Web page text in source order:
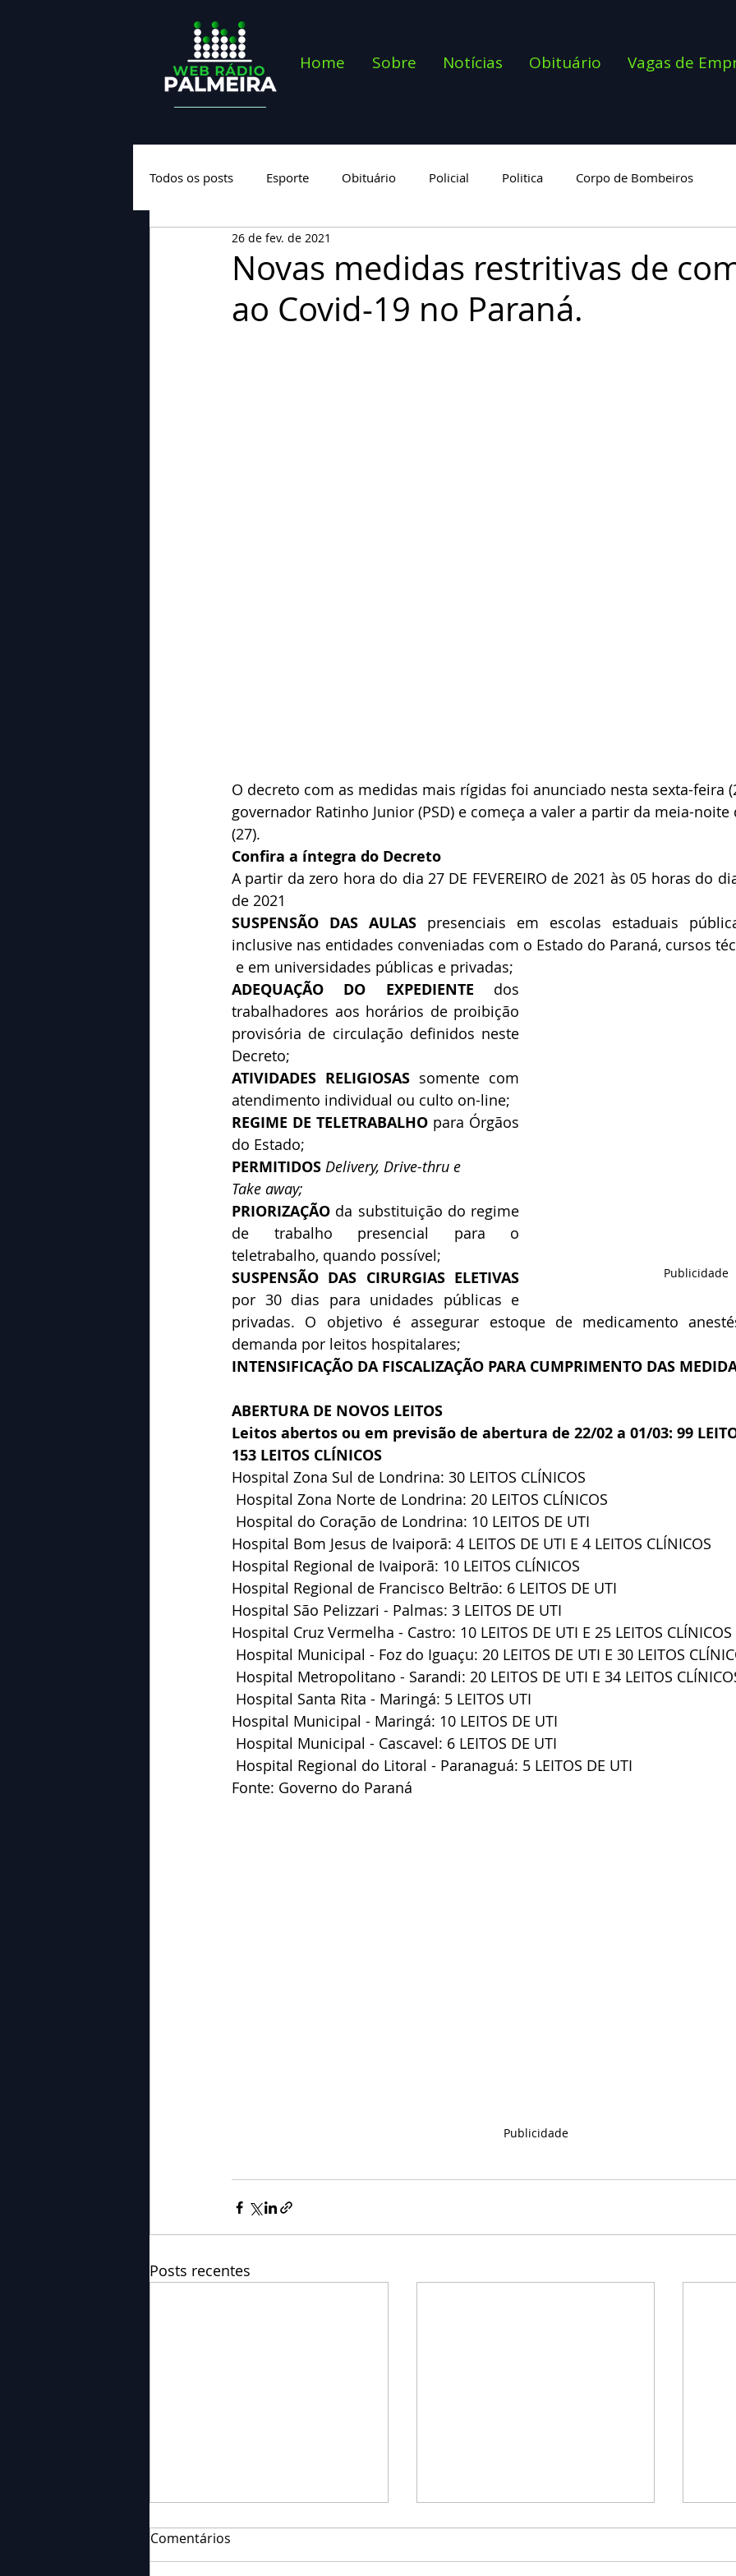
Home Sobre Notícias Obituário Vagas de
Todos os posts Esporte Obituário Policial Politica Corpo de Bombeiros
Geral Nova categoria
Novas medidas restritivas de
ao Covid-19 no Paraná.
26 de fev. de 2021
O decreto com as medidas mais rígidas foi anunciado nesta sexta-feira
governador Ratinho Junior (PSD) e começa a valer a partir da meia-noite
(27).
Confira a íntegra do Decreto
A partir da zero hora do dia 27 DE FEVEREIRO de 2021 às 05 horas do
de 2021
SUSPENSÃO DAS AULAS presenciais em escolas estaduais
inclusive nas entidades conveniadas com o Estado do Paraná, cursos
Publicidade
e em universidades públicas e privadas;
ADEQUAÇÃO DO EXPEDIENTE dos
trabalhadores aos horários de proibição
provisória de circulação definidos neste
Decreto;
ATIVIDADES RELIGIOSAS somente com
atendimento individual ou culto on-line;
REGIME DE TELETRABALHO para Órgãos
do Estado;
PERMITIDOS Delivery, Drive-thru e
Take away;
PRIORIZAÇÃO da substituição do regime
de trabalho presencial para o
teletrabalho, quando possível;
SUSPENSÃO DAS CIRURGIAS ELETIVAS
por 30 dias para unidades públicas e
privadas. O objetivo é assegurar estoque de medicamento
demanda por leitos hospitalares;
INTENSIFICAÇÃO DA FISCALIZAÇÃO PARA CUMPRIMENTO DAS
ABERTURA DE NOVOS LEITOS
Leitos abertos ou em previsão de abertura de 22/02 a 01/03: 99
153 LEITOS CLÍNICOS
Hospital Zona Sul de Londrina: 30 LEITOS CLÍNICOS
Hospital Zona Norte de Londrina: 20 LEITOS CLÍNICOS
Hospital do Coração de Londrina: 10 LEITOS DE UTI
Hospital Bom Jesus de Ivaiporã: 4 LEITOS DE UTI E 4 LEITOS CLÍNICOS
Hospital Regional de Ivaiporã: 10 LEITOS CLÍNICOS
Hospital Regional de Francisco Beltrão: 6 LEITOS DE UTI
Hospital São Pelizzari - Palmas: 3 LEITOS DE UTI
Hospital Cruz Vermelha - Castro: 10 LEITOS DE UTI E 25 LEITOS CLÍNICOS
Hospital Municipal - Foz do Iguaçu: 20 LEITOS DE UTI E 30 LEITOS
Hospital Metropolitano - Sarandi: 20 LEITOS DE UTI E 34 LEITOS
Hospital Santa Rita - Maringá: 5 LEITOS UTI
Hospital Municipal - Maringá: 10 LEITOS DE UTI
Hospital Municipal - Cascavel: 6 LEITOS DE UTI
Hospital Regional do Litoral - Paranaguá: 5 LEITOS DE UTI
Fonte: Governo do Paraná
Publicidade
Posts recentes
Comentários